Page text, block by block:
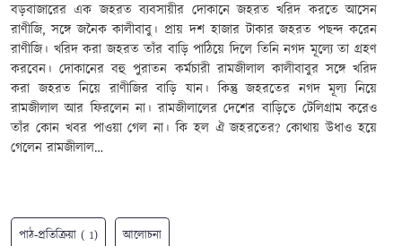
বড়বাজারের এক জহরত ব্যবসায়ীর দোকানে জহরত খরিদ করতে আসেন
রাণীজি, সঙ্গে জনৈক কালীবাবু। প্রায় দশ হাজার টাকার জহরত পছন্দ করেন
রাণীজি। খরিদ করা জহরত তাঁর বাড়ি পাঠিয়ে দিলে তিনি নগদ মূল্যে তা গ্রহণ
করবেন। দোকানের বহু পুরাতন কর্মচারী রামজীলাল কালীবাবুর সঙ্গে খরিদ
করা জহরত নিয়ে রাণীজির বাড়ি যান। কিন্তু জহরতের নগদ মূল্য নিয়ে
রামজীলাল আর ফিরলেন না। রামজীলালের দেশের বাড়িতে টেলিগ্রাম করেও
তাঁর কোন খবর পাওয়া গেল না। কি হল ঐ জহরতের? কোথায় উধাও হয়ে
গেলেন রামজীলাল…
পাঠ-প্রতিক্রিয়া ( 1) আলোচনা